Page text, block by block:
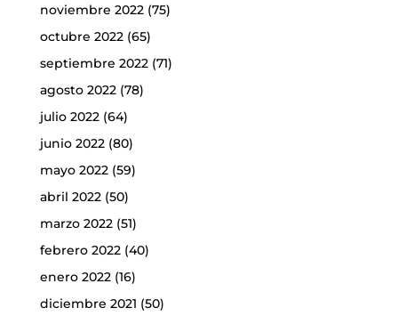
noviembre 2022(75)
octubre 2022(65)
septiembre 2022(71)
agosto 2022(78)
julio 2022(64)
junio 2022(80)
mayo 2022(59)
abril 2022(50)
marzo 2022(51)
febrero 2022(40)
enero 2022(16)
diciembre 2021 (50)